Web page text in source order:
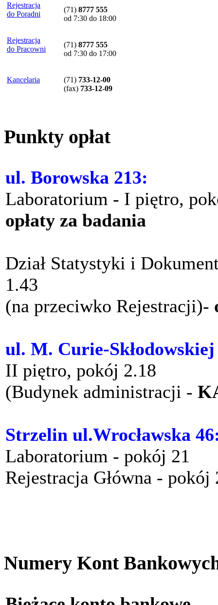
Rejestracja
do Poradni
(71) 8777 555
od 7:30 do 18:00
Rejestracja
do Pracowni
(71) 8777 555
od 7:30 do 17:00
Kancelaria (71) 733-12-00
(fax) 733-12-09
Punkty opłat
ul. Borowska 213:
Laboratorium - I piętro,
opłaty za badania
Dział Statystyki i
1.43
(na przeciwko Rejestracji)-
ul. M. Curie-Skłodowskiej
II piętro, pokój 2.18
(Budynek administracji -
Strzelin ul.Wrocławska
Laboratorium - pokój 21
Rejestracja Główna -
Numery Kont